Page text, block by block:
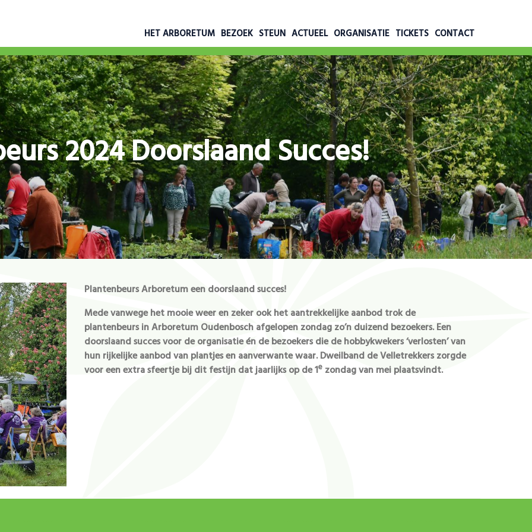
HET ARBORETUM BEZOEK STEUN ACTUEEL ORGANISATIE TICKETS CONTACT
2024 Doorslaand Succes!
Plantenbeurs Arboretum een doorslaand succes!
Mede vanwege het mooie weer en zeker ook het aantrekkelijke aanbod trok de
plantenbeurs in Arboretum Oudenbosch afgelopen zondag zo’n duizend bezoekers. Een
doorslaand succes voor de organisatie én de bezoekers die de hobbykwekers ‘verlosten’ van
hun rijkelijke aanbod van plantjes en aanverwante waar. Dweilband de Velletrekkers zorgde
voor een extra sfeertje bij dit festijn dat jaarlijks op de 1ezondag van mei plaatsvindt.